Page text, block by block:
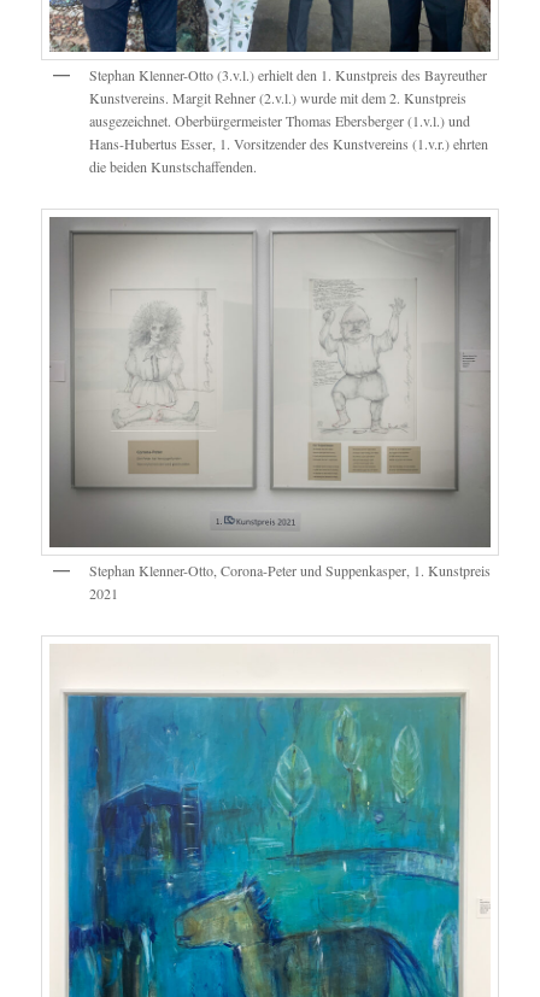
Stephan Klenner-Otto (3.v.l.) erhielt den 1. Kunstpreis des Bayreuther
Kunstvereins. Margit Rehner (2.v.l.) wurde mit dem 2. Kunstpreis
ausgezeichnet. Oberbürgermeister Thomas Ebersberger (1.v.l.) und
Hans-Hubertus Esser, 1. Vorsitzender des Kunstvereins (1.v.r.) ehrten
die beiden Kunstschaffenden.
Stephan Klenner-Otto, Corona-Peter und Suppenkasper, 1. Kunstpreis
2021